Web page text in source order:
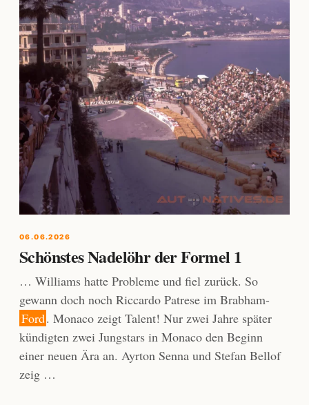
06.06.2026
Schönstes Nadelöhr der Formel 1
… Williams hatte Probleme und fiel zurück. So
gewann doch noch Riccardo Patrese im Brabham-
Ford. Monaco zeigt Talent! Nur zwei Jahre später
kündigten zwei Jungstars in Monaco den Beginn
einer neuen Ära an. Ayrton Senna und Stefan Bellof
zeig …